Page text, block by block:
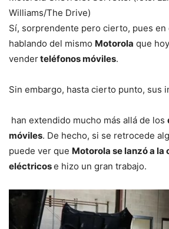
Williams/The Drive)
Sí, sorprendente pero cierto, pues en
hablando del mismo Motorola que
venderteléfonos móviles.
Sin embargo, hasta cierto punto, sus
han extendido mucho más allá de los
móviles. De hecho, si se retrocede
puede ver que Motorola se lanzó a la
eléctricose hizo un gran trabajo.